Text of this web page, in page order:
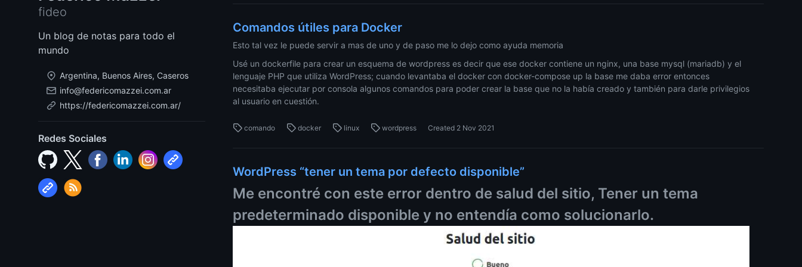
fideo
Un blog de notas para todo el
mundo
Argentina, Buenos Aires, Caseros
info@federicomazzei.com.ar
https://federicomazzei.com.ar/
Redes Sociales
Comandos útiles para Docker
Esto tal vez le puede servir a mas de uno y de paso me lo dejo como ayuda memoria
Usé un dockerfile para crear un esquema de wordpress es decir que ese docker contiene un nginx, una base mysql (mariadb) y el
lenguaje PHP que utiliza WordPress; cuando levantaba el docker con docker-compose up la base me daba error entonces
necesitaba ejecutar por consola algunos comandos para poder crear la base que no la había creado y también para darle privilegios
al usuario en cuestión.
comando docker linux wordpress Created 2 Nov 2021
WordPress “tener un tema por defecto disponible”
Me encontré con este error dentro de salud del sitio, Tener un tema
predeterminado disponible y no entendía como solucionarlo.